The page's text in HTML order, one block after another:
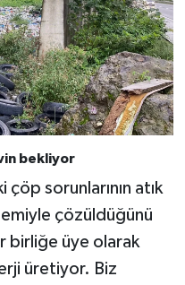
bekliyor
sorunlarının atık
çözüldüğünü
birliğe üye olarak
üretiyor. Biz